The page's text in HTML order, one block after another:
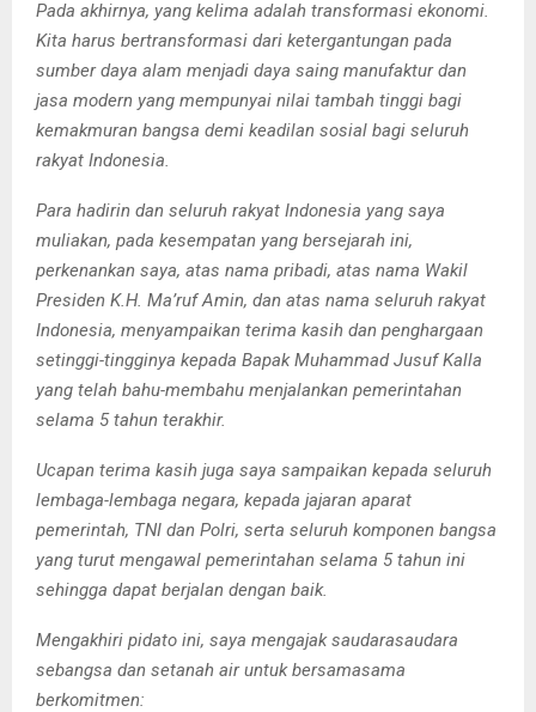
Pada akhirnya, yang kelima adalah transformasi ekonomi.
Kita harus bertransformasi dari ketergantungan pada
sumber daya alam menjadi daya saing manufaktur dan
jasa modern yang mempunyai nilai tambah tinggi bagi
kemakmuran bangsa demi keadilan sosial bagi seluruh
rakyat Indonesia.
Para hadirin dan seluruh rakyat Indonesia yang saya
muliakan, pada kesempatan yang bersejarah ini,
perkenankan saya, atas nama pribadi, atas nama Wakil
Presiden K.H. Ma’ruf Amin, dan atas nama seluruh rakyat
Indonesia, menyampaikan terima kasih dan penghargaan
setinggi-tingginya kepada Bapak Muhammad Jusuf Kalla
yang telah bahu-membahu menjalankan pemerintahan
selama 5 tahun terakhir.
Ucapan terima kasih juga saya sampaikan kepada seluruh
lembaga-lembaga negara, kepada jajaran aparat
pemerintah, TNI dan Polri, serta seluruh komponen bangsa
yang turut mengawal pemerintahan selama 5 tahun ini
sehingga dapat berjalan dengan baik.
Mengakhiri pidato ini, saya mengajak saudarasaudara
sebangsa dan setanah air untuk bersamasama
berkomitmen: